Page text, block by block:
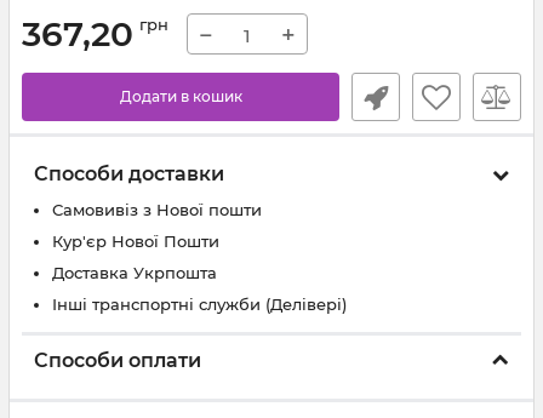
367,20 грн − +
Додати в кошик
Способи доставки
Самовивіз з Нової пошти
Кур'єр Нової Пошти
Доставка Укрпошта
Інші транспортні служби (Делівері)
Способи оплати